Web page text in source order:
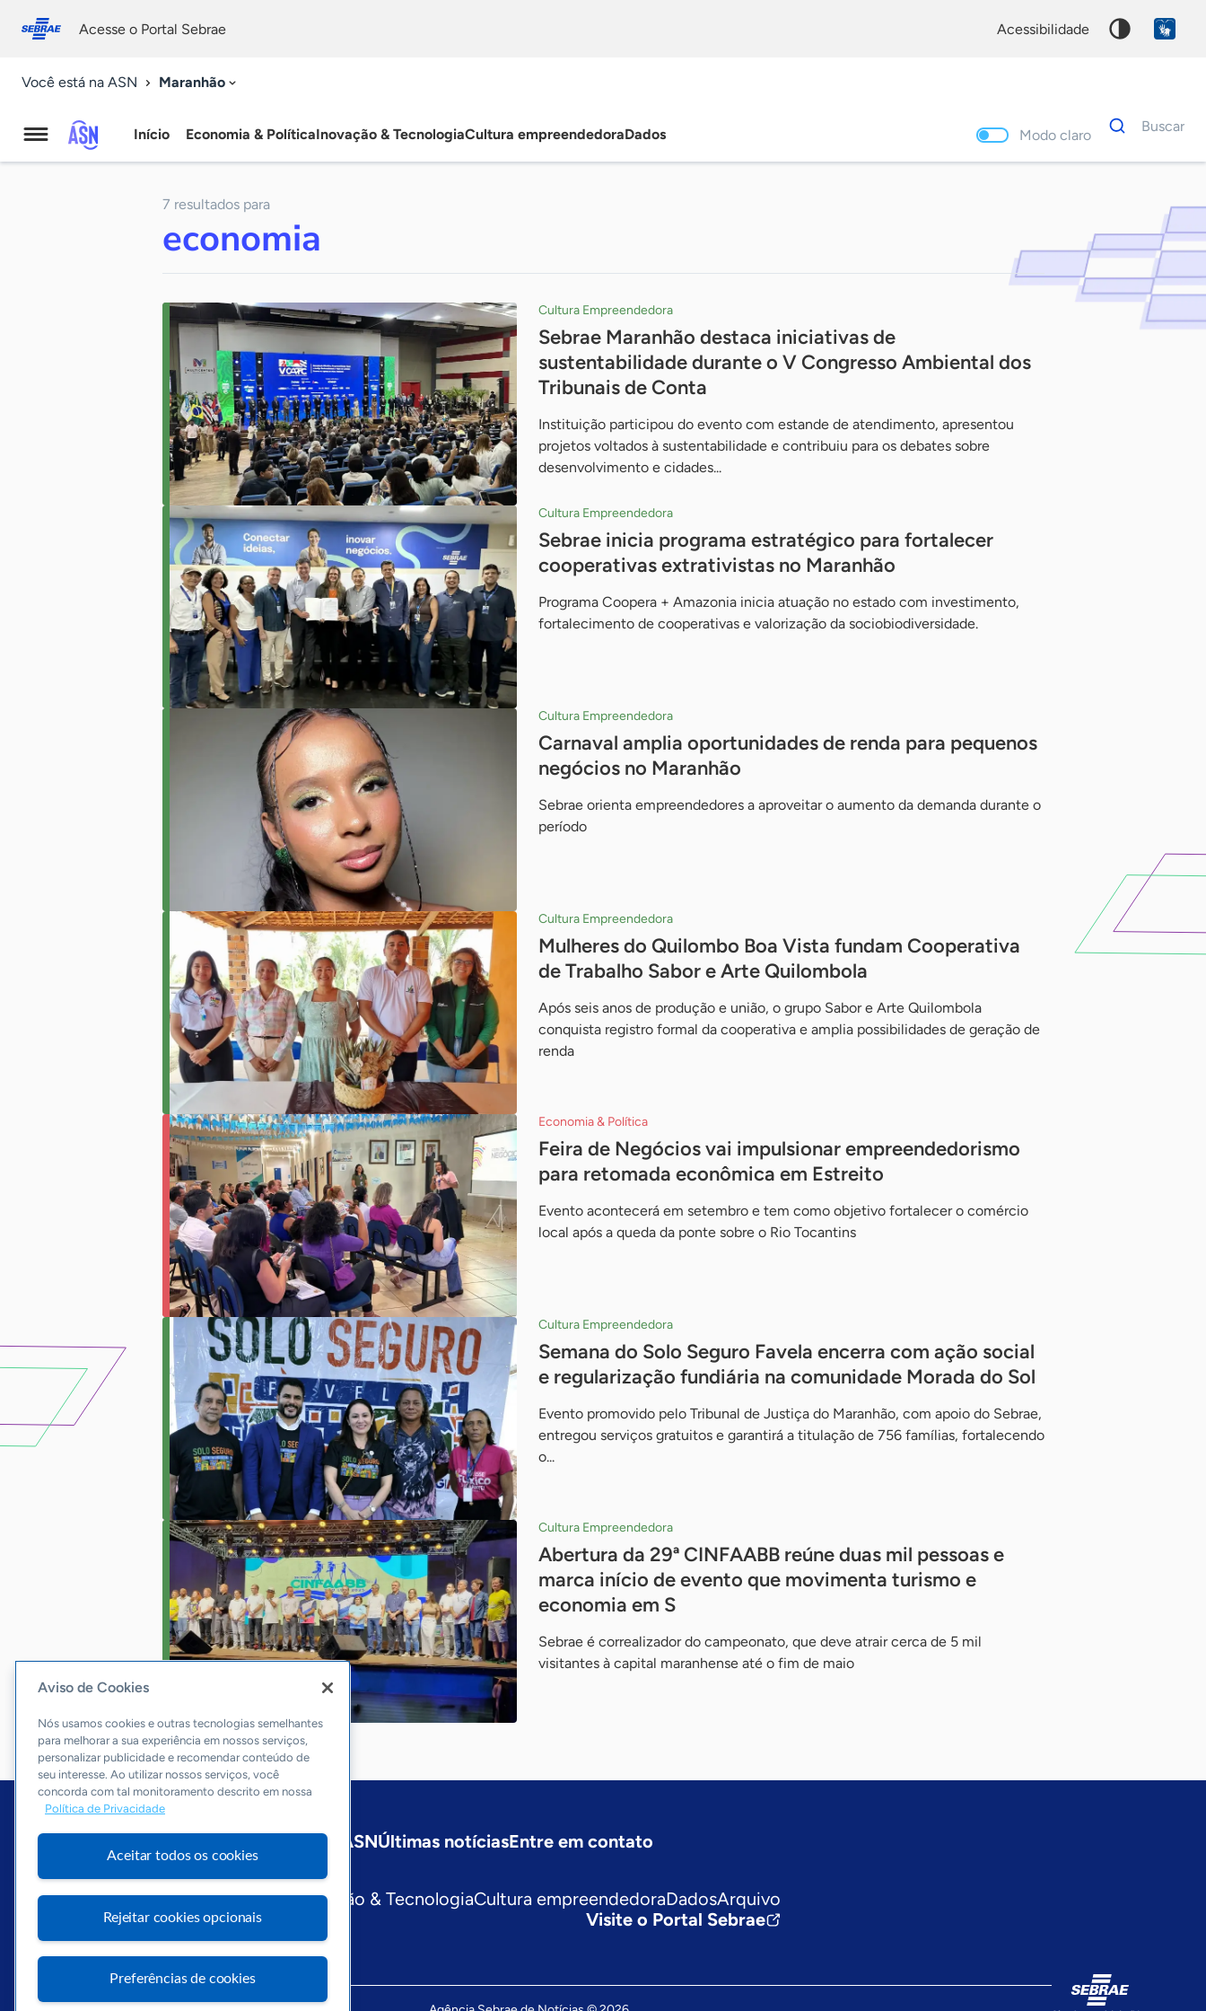
conosco
Acesse o Portal Sebrae acessibilidade
Você está na ASN Maranhão
Agência
Notícias
Início Economia & PolíticaInovação & TecnologiaCultura empreendedoraDados Modo claro
Dados
para
Buscar
7 resultados para
economia
Cultura Empreendedora
Sebrae Maranhão destaca iniciativas de
sustentabilidade durante o V Congresso Ambiental dos
Tribunais de Conta
Instituição participou do evento com estande de atendimento, apresentou
projetos voltados à sustentabilidade e contribuiu para os debates sobre
desenvolvimento e cidades...
Cultura Empreendedora
Sebrae inicia programa estratégico para fortalecer
cooperativas extrativistas no Maranhão
Programa Coopera + Amazonia inicia atuação no estado com investimento,
fortalecimento de cooperativas e valorização da sociobiodiversidade.
Cultura Empreendedora
Carnaval amplia oportunidades de renda para pequenos
negócios no Maranhão
Sebrae orienta empreendedores a aproveitar o aumento da demanda durante o
período
Cultura Empreendedora
Mulheres do Quilombo Boa Vista fundam Cooperativa
de Trabalho Sabor e Arte Quilombola
Após seis anos de produção e união, o grupo Sabor e Arte Quilombola
conquista registro formal da cooperativa e amplia possibilidades de geração de
renda
Economia & Política
Feira de Negócios vai impulsionar empreendedorismo
para retomada econômica em Estreito
Evento acontecerá em setembro e tem como objetivo fortalecer o comércio
local após a queda da ponte sobre o Rio Tocantins
Cultura Empreendedora
Semana do Solo Seguro Favela encerra com ação social
e regularização fundiária na comunidade Morada do Sol
Evento promovido pelo Tribunal de Justiça do Maranhão, com apoio do Sebrae,
entregou serviços gratuitos e garantirá a titulação de 756 famílias, fortalecendo
o...
Cultura Empreendedora
Abertura da 29ª CINFAABB reúne duas mil pessoas e
marca início de evento que movimenta turismo e
economia em S
Sebrae é correalizador do campeonato, que deve atrair cerca de 5 mil
visitantes à capital maranhense até o fim de maio
Sobre a ASNÚltimas notíciasEntre em contato
Editorias
Economia & PolíticaInovação & TecnologiaCultura empreendedoraDadosArquivo
Visite o Portal Sebrae
Aviso de Cookies
Nós usamos cookies e outras tecnologias semelhantes
para melhorar a sua experiência em nossos serviços,
personalizar publicidade e recomendar conteúdo de
seu interesse. Ao utilizar nossos serviços, você
concorda com tal monitoramento descrito em nossa
Política de Privacidade
Aceitar todos os cookies
Rejeitar cookies opcionais
Preferências de cookies